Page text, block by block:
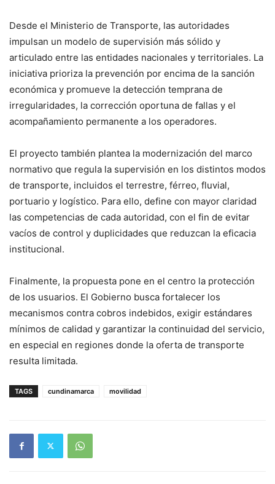
Desde el Ministerio de Transporte, las autoridades
impulsan un modelo de supervisión más sólido y
articulado entre las entidades nacionales y territoriales. La
iniciativa prioriza la prevención por encima de la sanción
económica y promueve la detección temprana de
irregularidades, la corrección oportuna de fallas y el
acompañamiento permanente a los operadores.
El proyecto también plantea la modernización del marco
normativo que regula la supervisión en los distintos modos
de transporte, incluidos el terrestre, férreo, fluvial,
portuario y logístico. Para ello, define con mayor claridad
las competencias de cada autoridad, con el fin de evitar
vacíos de control y duplicidades que reduzcan la eficacia
institucional.
Finalmente, la propuesta pone en el centro la protección
de los usuarios. El Gobierno busca fortalecer los
mecanismos contra cobros indebidos, exigir estándares
mínimos de calidad y garantizar la continuidad del servicio,
en especial en regiones donde la oferta de transporte
resulta limitada.
TAGS cundinamarca movilidad